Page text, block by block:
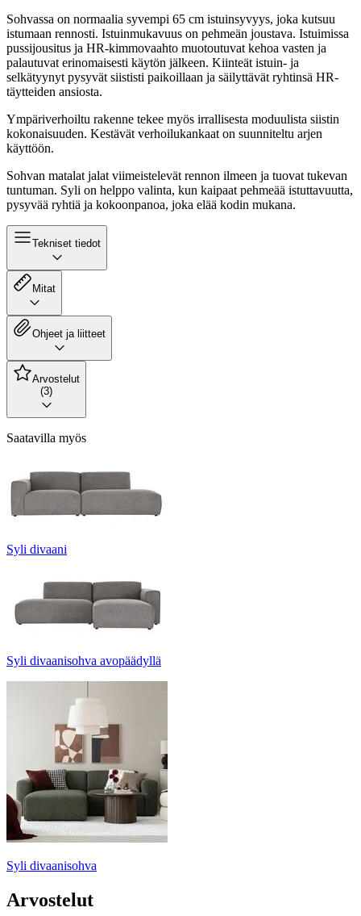
Sohvassa on normaalia syvempi 65 cm istuinsyvyys, joka kutsuu
istumaan rennosti. Istuinmukavuus on pehmeän joustava. Istuimissa
pussijousitus ja HR-kimmovaahto muotoutuvat kehoa vasten ja
palautuvat erinomaisesti käytön jälkeen. Kiinteät istuin- ja
selkätyynyt pysyvät siististi paikoillaan ja säilyttävät ryhtinsä HR-
täytteiden ansiosta.
Ympäriverhoiltu rakenne tekee myös irrallisesta moduulista siistin
kokonaisuuden. Kestävät verhoilukankaat on suunniteltu arjen
käyttöön.
Sohvan matalat jalat viimeistelevät rennon ilmeen ja tuovat tukevan
tuntuman. Syli on helppo valinta, kun kaipaat pehmeää istuttavuutta,
pysyvää ryhtiä ja kokoonpanoa, joka elää kodin mukana.
Tekniset tiedot
Mitat
Ohjeet ja liitteet
Arvostelut
(3)
Saatavilla myös
Syli divaani
Syli divaanisohva avopäädyllä
Syli divaanisohva
Arvostelut